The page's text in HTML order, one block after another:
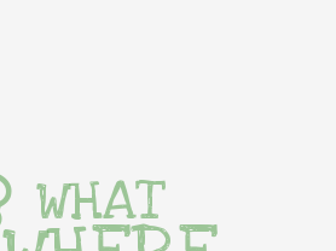
WHAT